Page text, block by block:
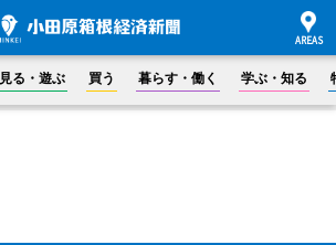
見る・遊ぶ 買う 暮らす・働く 学ぶ・知る